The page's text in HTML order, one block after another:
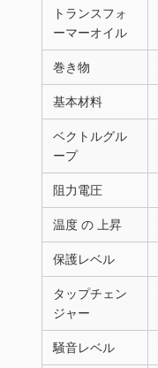
トランスフォ
ーマーオイル
巻き物
基本材料
ベクトルグル
ープ
阻力電圧
温度 の 上昇
保護レベル
タップチェン
ジャー
騒音レベル